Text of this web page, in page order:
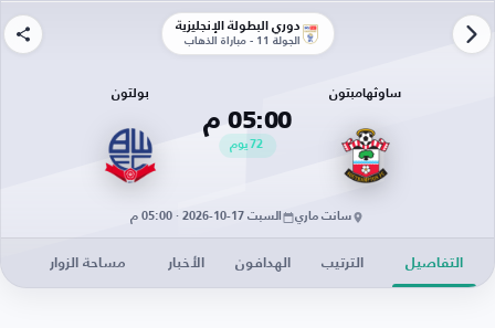
دوري البطولة الإنجليزية
الجولة 11 - مباراة الذهاب
ساوثهامبتون
05:00 م
72 يوم
بولتون
سانت ماري السبت 17-10-2026 · 05:00 م
التفاصيل الترتيب الهدافون الأخبار مساحة الزوار